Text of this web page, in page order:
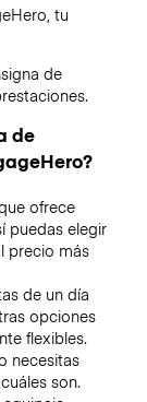
tu
de
de
ofrece
puedas elegir
precio más
de un día
opciones
flexibles.
necesitas
son.